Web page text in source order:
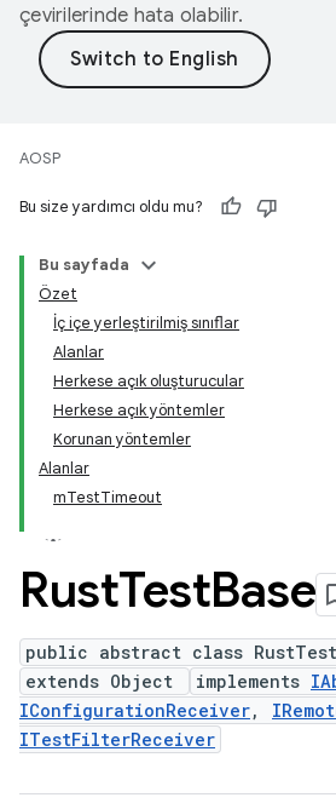
çevirilerinde hata olabilir.
AOSP
Bu size yardımcı oldu mu?
Bu sayfada
Özet
İç içe yerleştirilmiş sınıflar
Alanlar
Herkese açık oluşturucular
Herkese açık yöntemler
Korunan yöntemler
Alanlar
mTestTimeout
RustTestBase
public abstract class
extends Object
implements
IConfigurationReceiver,
ITestFilterReceiver